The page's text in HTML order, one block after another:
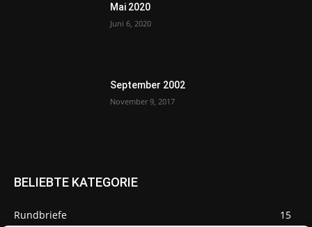
Mai 2020
Juni 6, 2020
September 2002
November 9, 2017
BELIEBTE KATEGORIE
Rundbriefe 15